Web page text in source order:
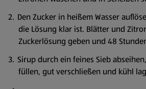
Den Zucker in heißem Wasser
die Lösung klar ist. Blätter und
Zuckerlösung geben und 48
Sirup durch ein feines Sieb
füllen, gut verschließen und kühl